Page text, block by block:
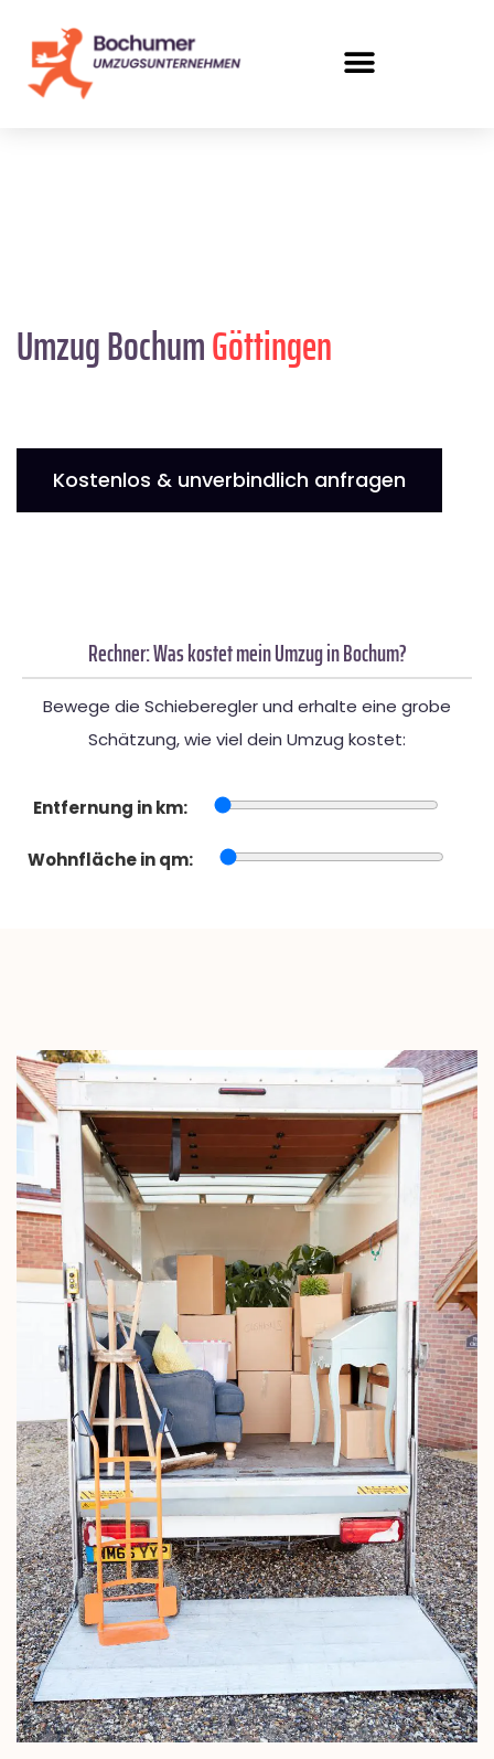
Umzug BochumGöttingen
Kostenlos & unverbindlich anfragen
Rechner: Was kostet mein Umzug in Bochum?
Bewege die Schieberegler und erhalte eine grobe
Schätzung, wie viel dein Umzug kostet:
Entfernung in km:
Wohnfläche in qm: